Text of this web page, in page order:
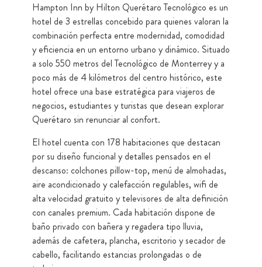
Hampton Inn by Hilton Querétaro Tecnológico es un
hotel de 3 estrellas concebido para quienes valoran la
combinación perfecta entre modernidad, comodidad
y eficiencia en un entorno urbano y dinámico. Situado
a solo 550 metros del Tecnológico de Monterrey y a
poco más de 4 kilómetros del centro histórico, este
hotel ofrece una base estratégica para viajeros de
negocios, estudiantes y turistas que desean explorar
Querétaro sin renunciar al confort.
El hotel cuenta con 178 habitaciones que destacan
por su diseño funcional y detalles pensados en el
descanso: colchones pillow-top, menú de almohadas,
aire acondicionado y calefacción regulables, wifi de
alta velocidad gratuito y televisores de alta definición
con canales premium. Cada habitación dispone de
baño privado con bañera y regadera tipo lluvia,
además de cafetera, plancha, escritorio y secador de
cabello, facilitando estancias prolongadas o de